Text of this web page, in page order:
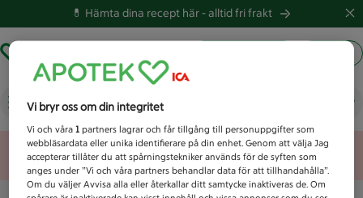
💊 Hämta dina recept här -alltid fri frakt
Vad letar du efter idag?
Unknown error
Vi bryr oss om din integritet
Vi och våra1 partners lagrar och får tillgång till personuppgifter som
webbläsardata eller unika identifierare på din enhet. Genom att välja Jag
accepterar tillåter du att spårningstekniker används för de syften som
anges under ”Vi och våra partners behandlar data för att tillhandahålla”.
Om du väljer Avvisa alla eller återkallar ditt samtycke inaktiveras de. Om